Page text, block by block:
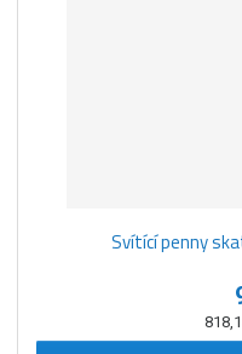
Svítící penny